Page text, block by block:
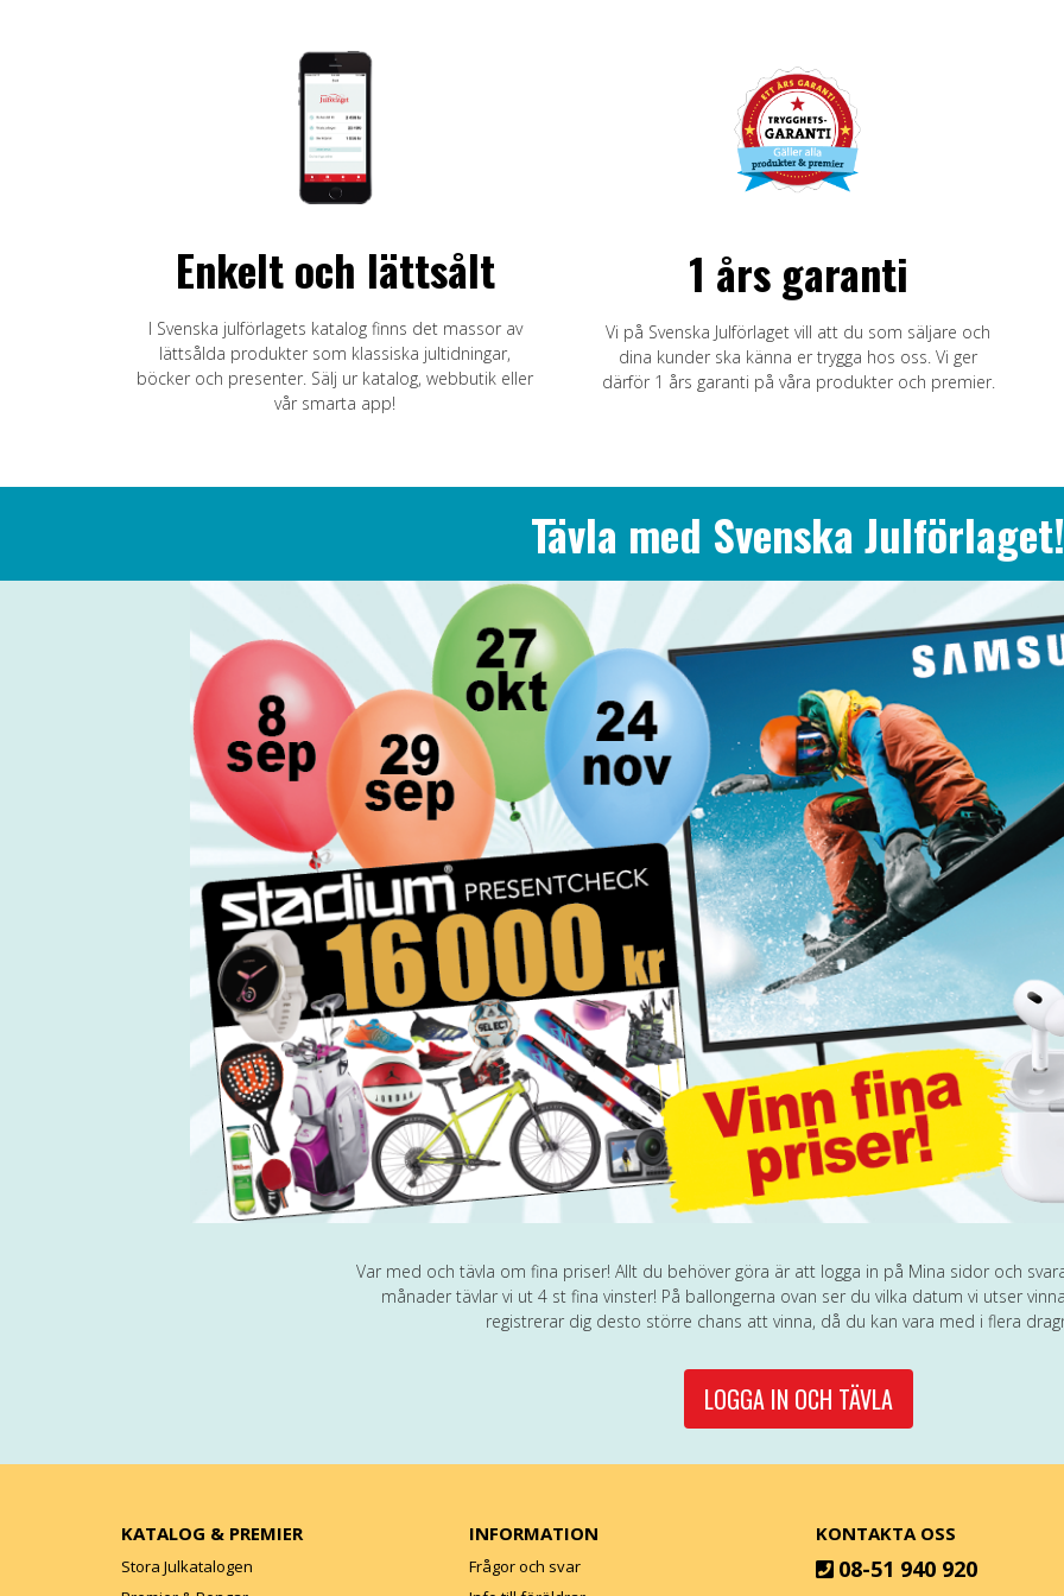
Enkelt och lättsålt
I Svenska julförlagets katalog finns det massor av
lättsålda produkter som klassiska jultidningar,
böcker och presenter. Sälj ur katalog, webbutik eller
vår smarta app!
1 års garanti
Vi på Svenska Julförlaget vill att du som säljare och
dina kunder ska känna er trygga hos oss. Vi ger
därför 1 års garanti på våra produkter och premier.
Tävla med Svenska Julförlaget!
Var med och tävla om fina priser! Allt du behöver göra är att logga in på Mina sidor och
månader tävlar vi ut 4 st fina vinster! På ballongerna ovan ser du vilka datum vi utser
registrerar dig desto större chans att vinna, då du kan vara med i flera
LOGGA IN OCH TÄVLA
KATALOG & PREMIER
Stora Julkatalogen
INFORMATION
Frågor och svar
KONTAKTA OSS
08-51 940 920